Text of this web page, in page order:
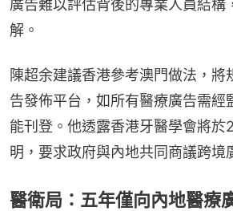
廣告難以評估背後的專業人員結構
解。
陳超余建議香港參考澳門做法，將
告發佈平台，如所有醫療廣告需經
能刊登。他透露香港牙醫學會將於
明，要求政府與內地共同商議跨境
醫衛局：五年僅向內地醫療